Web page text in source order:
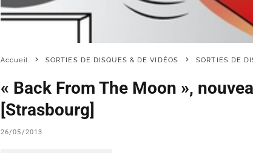
Accueil SORTIES DE DISQUES & DE VIDÉOS SORTIES DE
« Back From The Moon »,
[Strasbourg]
26/05/2013